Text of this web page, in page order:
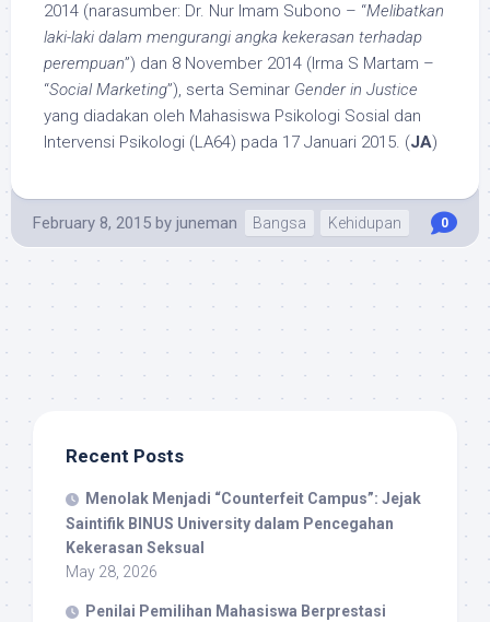
2014 (narasumber: Dr. Nur Imam Subono – “Melibatkan
laki-laki dalam mengurangi angka kekerasan terhadap
perempuan”) dan 8 November 2014 (Irma S Martam –
“Social Marketing”), serta Seminar Gender in Justice
yang diadakan oleh Mahasiswa Psikologi Sosial dan
Intervensi Psikologi (LA64) pada 17 Januari 2015. (JA)
February 8, 2015 by juneman Bangsa Kehidupan 0
Recent Posts
Menolak Menjadi “Counterfeit Campus”: Jejak
Saintifik BINUS University dalam Pencegahan
Kekerasan Seksual
May 28, 2026
Penilai Pemilihan Mahasiswa Berprestasi